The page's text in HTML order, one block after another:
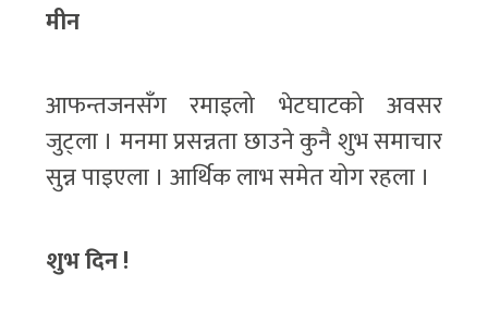
मीन
आफन्तजनसँग रमाइलो भेटघाटको अवसर
जुट्ला । मनमा प्रसन्नता छाउने कुनै शुभ समाचार
सुन्न पाइएला । आर्थिक लाभ समेत योग रहला ।
शुभ दिन !